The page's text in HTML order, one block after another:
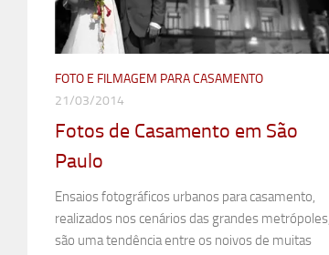
FOTO E FILMAGEM PARA CASAMENTO
21/03/2014
Fotos de Casamento em São
Paulo
Ensaios fotográficos urbanos para casamento,
realizados nos cenários das grandes metrópoles,
são uma tendência entre os noivos de muitas